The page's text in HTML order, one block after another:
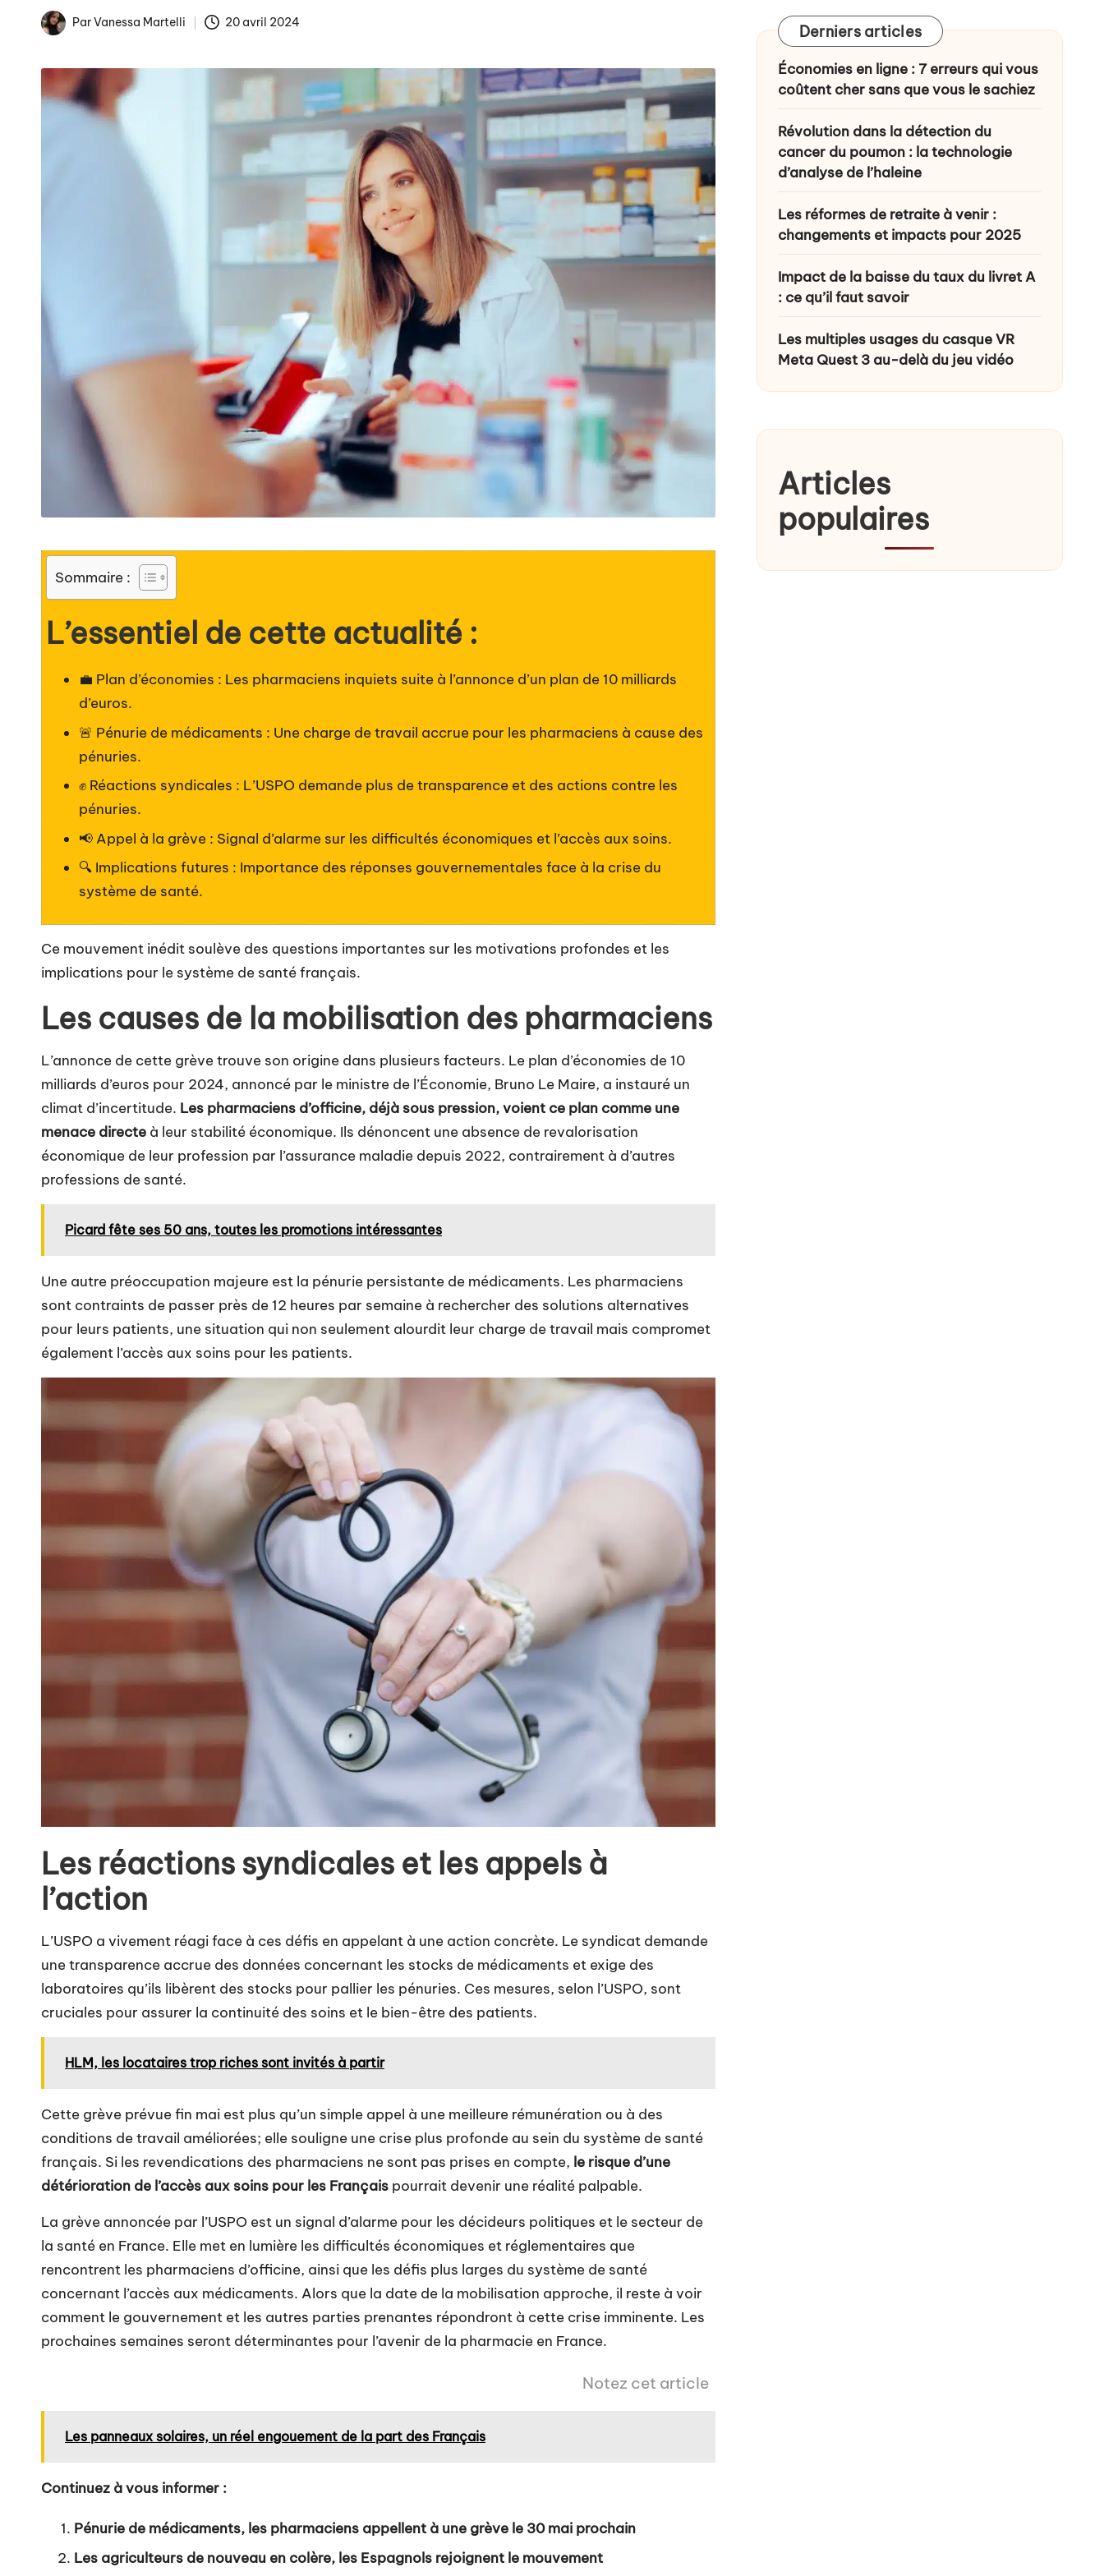
La fin des tarifs réglementés : quels impacts pour le marché de l’électricité en France ?
Arnaques en ligne : comment se protéger des escroqueries post-cyberattaque ?
Comment éviter les pièges du Black Friday et réussir vos achats
Publicités de Noël et intelligence artificielle : l’ère des créations digitales
La gestion numérique de la santé : un tournant vers une meilleure accessibilité
Publié
ParVanessa Martelli 20 avril 2024
Sommaire :
L’essentiel de cette actualité :
💼 Plan d’économies : Les pharmaciens inquiets suite à l’annonce d’un plan de 10 milliards
d’euros.
🚨 Pénurie de médicaments : Une charge de travail accrue pour les pharmaciens à cause des
pénuries.
✊ Réactions syndicales : L’USPO demande plus de transparence et des actions contre les
pénuries.
📢 Appel à la grève : Signal d’alarme sur les difficultés économiques et l’accès aux soins.
🔍 Implications futures : Importance des réponses gouvernementales face à la crise du
système de santé.
Ce mouvement inédit soulève des questions importantes sur les motivations profondes et les
implications pour le système de santé français.
Les causes de la mobilisation des pharmaciens
L’annonce de cette grève trouve son origine dans plusieurs facteurs. Le plan d’économies de 10
milliards d’euros pour 2024, annoncé par le ministre de l’Économie, Bruno Le Maire, a instauré un
climat d’incertitude. Les pharmaciens d’officine, déjà sous pression, voient ce plan comme une
menace directe à leur stabilité économique. Ils dénoncent une absence de revalorisation
économique de leur profession par l’assurance maladie depuis 2022, contrairement à d’autres
professions de santé.
Picard fête ses 50 ans, toutes les promotions intéressantes
Une autre préoccupation majeure est la pénurie persistante de médicaments. Les pharmaciens
sont contraints de passer près de 12 heures par semaine à rechercher des solutions alternatives
pour leurs patients, une situation qui non seulement alourdit leur charge de travail mais compromet
également l’accès aux soins pour les patients.
Les réactions syndicales et les appels à
l’action
L’USPO a vivement réagi face à ces défis en appelant à une action concrète. Le syndicat demande
une transparence accrue des données concernant les stocks de médicaments et exige des
laboratoires qu’ils libèrent des stocks pour pallier les pénuries. Ces mesures, selon l’USPO, sont
cruciales pour assurer la continuité des soins et le bien-être des patients.
HLM, les locataires trop riches sont invités à partir
Cette grève prévue fin mai est plus qu’un simple appel à une meilleure rémunération ou à des
conditions de travail améliorées; elle souligne une crise plus profonde au sein du système de santé
français. Si les revendications des pharmaciens ne sont pas prises en compte, le risque d’une
détérioration de l’accès aux soins pour les Français pourrait devenir une réalité palpable.
La grève annoncée par l’USPO est un signal d’alarme pour les décideurs politiques et le secteur de
la santé en France. Elle met en lumière les difficultés économiques et réglementaires que
rencontrent les pharmaciens d’officine, ainsi que les défis plus larges du système de santé
concernant l’accès aux médicaments. Alors que la date de la mobilisation approche, il reste à voir
comment le gouvernement et les autres parties prenantes répondront à cette crise imminente. Les
prochaines semaines seront déterminantes pour l’avenir de la pharmacie en France.
Notez cet article
Les panneaux solaires, un réel engouement de la part des Français
Continuez à vous informer :
Pénurie de médicaments, les pharmaciens appellent à une grève le 30 mai prochain
Les agriculteurs de nouveau en colère, les Espagnols rejoignent le mouvement
Derniers articles
Économies en ligne : 7 erreurs qui vous
coûtent cher sans que vous le sachiez
Révolution dans la détection du
cancer du poumon : la technologie
d’analyse de l’haleine
Les réformes de retraite à venir :
changements et impacts pour 2025
Impact de la baisse du taux du livret A
: ce qu’il faut savoir
Les multiples usages du casque VR
Meta Quest 3 au-delà du jeu vidéo
Articles
populaires